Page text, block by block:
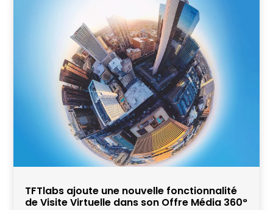
TFTlabs ajoute une nouvelle fonctionnalité
de Visite Virtuelle dans son Offre Média 360°